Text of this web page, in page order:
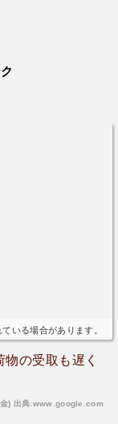
いる場合があります。
の受取も遅く
) 出典:www.google.com